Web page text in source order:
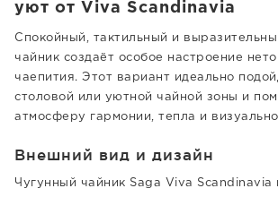
уют от Viva Scandinavia
Спокойный, тактильный и
чайник создаёт особое настроение
чаепития. Этот вариант идеально
столовой или уютной чайной зоны и
атмосферу гармонии, тепла и
Внешний вид и дизайн
Чугунный чайник Saga Viva Scandinavia